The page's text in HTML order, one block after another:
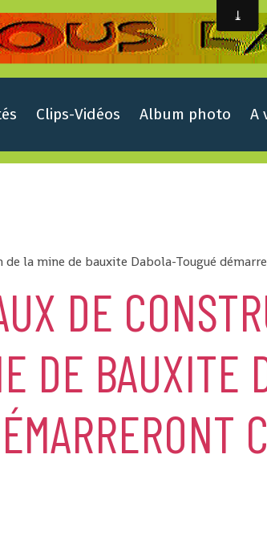
Clips-Vidéos Album photo A
de la mine de bauxite Dabola-Tougué
DE
DE BAUXITE